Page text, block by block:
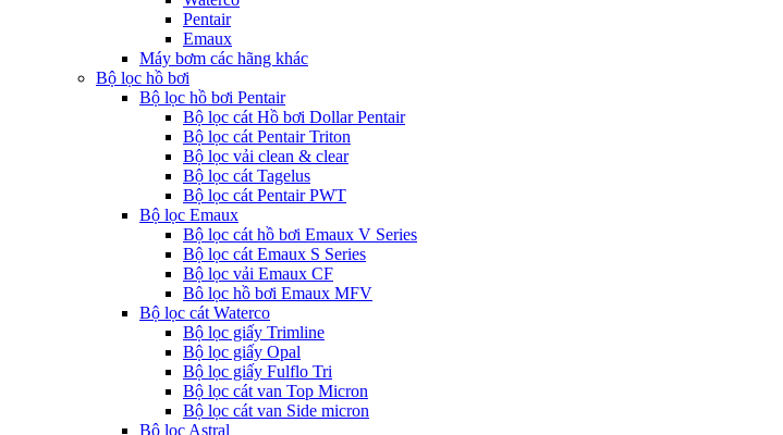
Pentair
Emaux
Máy bơm các hãng khác
Bộ lọc hồ bơi
Bộ lọc hồ bơi Pentair
Bộ lọc cát Hồ bơi Dollar Pentair
Bộ lọc cát Pentair Triton
Bộ lọc vải clean & clear
Bộ lọc cát Tagelus
Bộ lọc cát Pentair PWT
Bộ lọc Emaux
Bộ lọc cát hồ bơi Emaux V Series
Bộ lọc cát Emaux S Series
Bộ lọc vải Emaux CF
Bô lọc hồ bơi Emaux MFV
Bộ lọc cát Waterco
Bộ lọc giấy Trimline
Bộ lọc giấy Opal
Bộ lọc giấy Fulflo Tri
Bộ lọc cát van Top Micron
Bộ lọc cát van Side micron
Bộ lọc Astral